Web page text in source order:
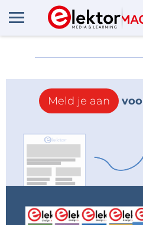
Meer over
Meld je aan